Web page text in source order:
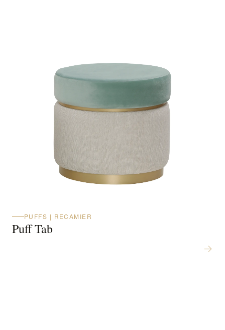
PUFFS | RECAMIER
Puff Tab